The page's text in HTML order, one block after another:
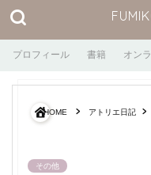
プロフィール 書籍 オン
HOME アトリエ日記
その他